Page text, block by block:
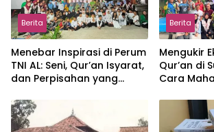
Berita
Menebar Inspirasi di Perum
TNI AL: Seni, Qur’an Isyarat,
dan Perpisahan yang
Berita
Mengukir
Qur’an di
Cara
Jonggol